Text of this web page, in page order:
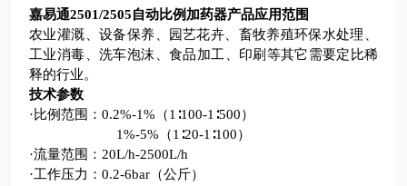
嘉易通2501/2505自动比例加药器产品应用范围
农业灌溉、设备保养、园艺花卉、畜牧养殖环保水处理、
工业消毒、洗车泡沫、食品加工、印刷等其它需要定比稀
释的行业。
技术参数
·比例范围：0.2%-1%（1∶100-1∶500）
1%-5%（1∶20-1∶100）
·流量范围：20L/h-2500L/h
·工作压力：0.2-6bar（公斤）